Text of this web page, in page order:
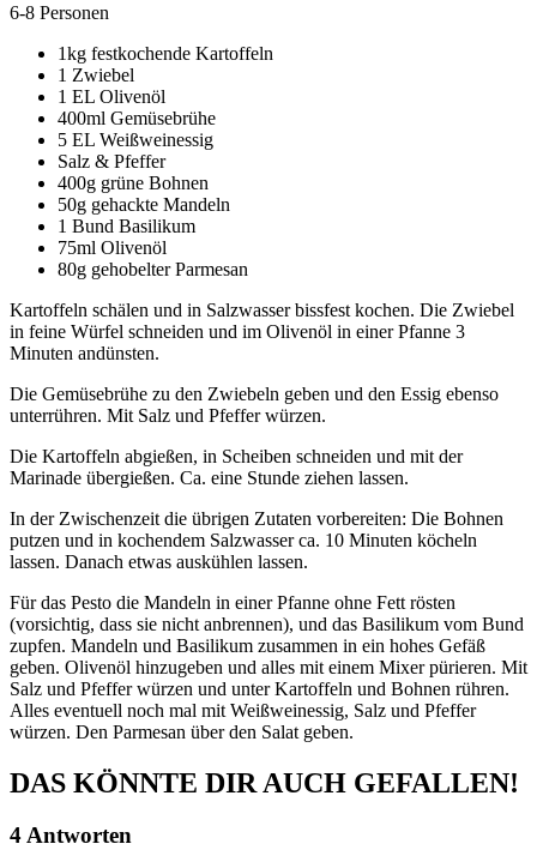
6-8 Personen
1kg festkochende Kartoffeln
1 Zwiebel
1 EL Olivenöl
400ml Gemüsebrühe
5 EL Weißweinessig
Salz & Pfeffer
400g grüne Bohnen
50g gehackte Mandeln
1 Bund Basilikum
75ml Olivenöl
80g gehobelter Parmesan
Kartoffeln schälen und in Salzwasser bissfest kochen. Die Zwiebel
in feine Würfel schneiden und im Olivenöl in einer Pfanne 3
Minuten andünsten.
Die Gemüsebrühe zu den Zwiebeln geben und den Essig ebenso
unterrühren. Mit Salz und Pfeffer würzen.
Die Kartoffeln abgießen, in Scheiben schneiden und mit der
Marinade übergießen. Ca. eine Stunde ziehen lassen.
In der Zwischenzeit die übrigen Zutaten vorbereiten: Die Bohnen
putzen und in kochendem Salzwasser ca. 10 Minuten köcheln
lassen. Danach etwas auskühlen lassen.
Für das Pesto die Mandeln in einer Pfanne ohne Fett rösten
(vorsichtig, dass sie nicht anbrennen), und das Basilikum vom Bund
zupfen. Mandeln und Basilikum zusammen in ein hohes Gefäß
geben. Olivenöl hinzugeben und alles mit einem Mixer pürieren. Mit
Salz und Pfeffer würzen und unter Kartoffeln und Bohnen rühren.
Alles eventuell noch mal mit Weißweinessig, Salz und Pfeffer
würzen. Den Parmesan über den Salat geben.
DAS KÖNNTE DIR AUCH GEFALLEN!
4 Antworten